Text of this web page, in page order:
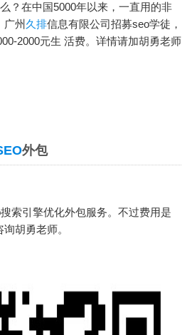
在中国5000年以来，一直用的非
广州 久排信息有限公司招募seo学徒，
2000元生 活费。详情请加胡勇老师
外包
索引擎优化外包服务。不过费用是
胡勇老师。